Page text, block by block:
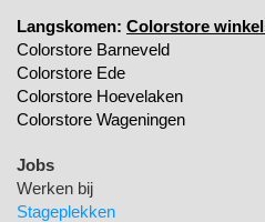
Langskomen: Colorstore
Colorstore Barneveld
Colorstore Ede
Colorstore Hoevelaken
Colorstore Wageningen
Jobs
Werken bij
Stageplekken